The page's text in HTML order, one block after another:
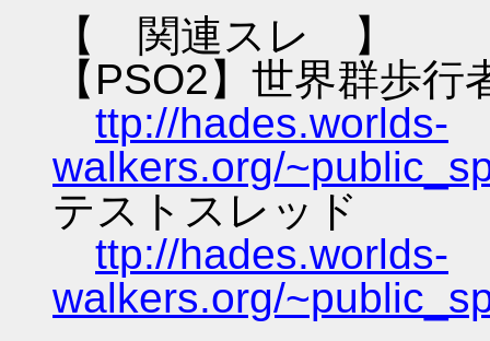
【 関連スレ 】
【PSO2】世界群歩
ttp://hades.worlds-
walkers.org/
テストスレッド
ttp://hades.worlds-
walkers.org/